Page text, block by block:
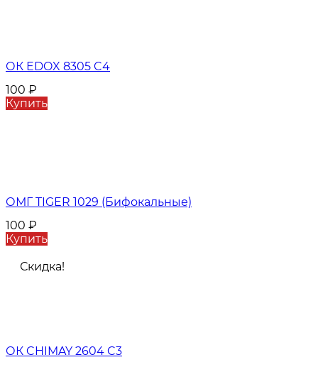
ОК EDOX 8305 C4
100 ₽
Купить
ОМГ TIGER 1029 (Бифокальные)
100 ₽
Купить
Скидка!
ОК CHIMAY 2604 C3